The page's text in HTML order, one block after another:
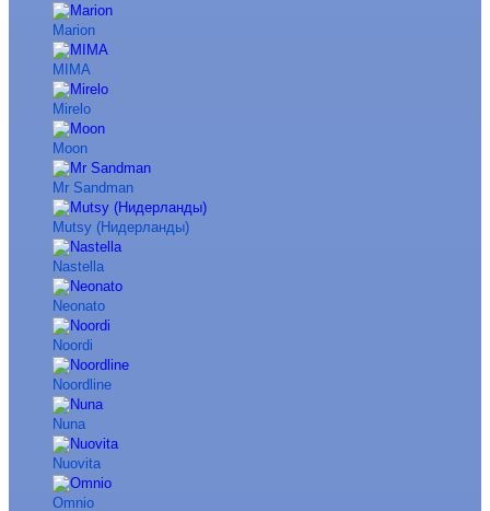
Marion
MIMA
Mirelo
Moon
Mr Sandman
Mutsy (Нидерланды)
Nastella
Neonato
Noordi
Noordline
Nuna
Nuovita
Omnio